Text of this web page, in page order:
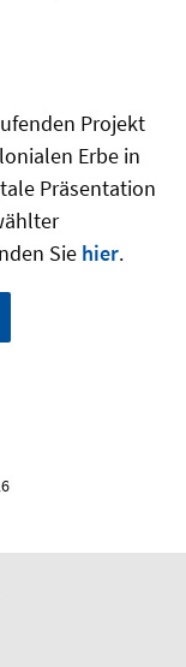
Projekt
Erbe in
Präsentation
Sie hier.